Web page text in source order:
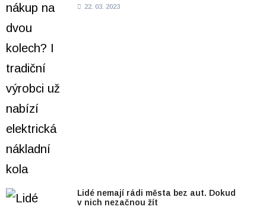
22. 03. 2023
Lidé nemají rádi města bez aut. Dokud
v nich nezačnou žít